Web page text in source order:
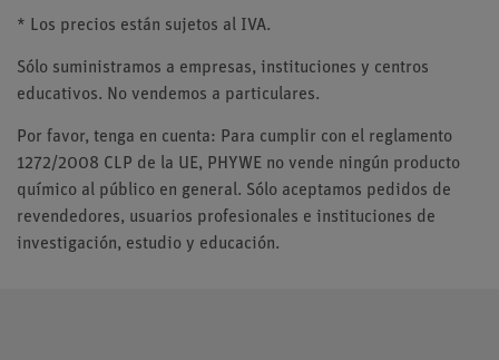
* Los precios están sujetos al IVA.
Sólo suministramos a empresas, instituciones y centros
educativos. No vendemos a particulares.
Por favor, tenga en cuenta: Para cumplir con el reglamento
1272/2008 CLP de la UE, PHYWE no vende ningún producto
químico al público en general. Sólo aceptamos pedidos de
revendedores, usuarios profesionales e instituciones de
investigación, estudio y educación.